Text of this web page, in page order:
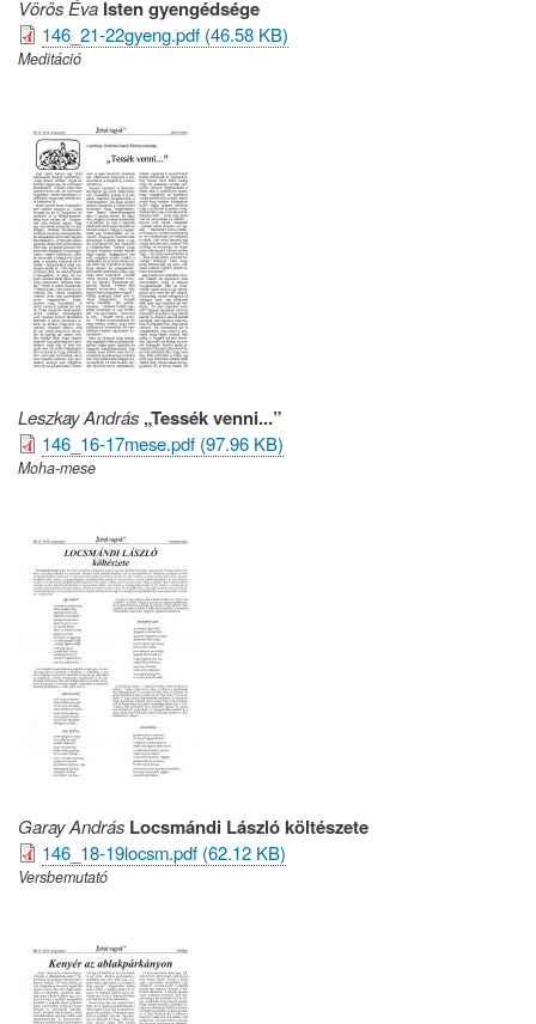
Vörös Éva Isten gyengédsége
146_21-22gyeng.pdf (46.58 KB)
Meditáció
Leszkay András „Tessék venni...”
146_16-17mese.pdf (97.96 KB)
Moha-mese
Garay András Locsmándi László költészete
146_18-19locsm.pdf (62.12 KB)
Versbemutató